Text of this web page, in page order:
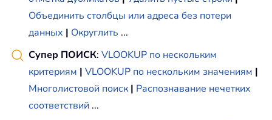
Объединить столбцы или адреса без потери
данных | Округлить ...
Супер ПОИСК: VLOOKUP по нескольким
критериям | VLOOKUP по нескольким значениям |
Многолистовой поиск | Распознавание нечетких
соответствий ...